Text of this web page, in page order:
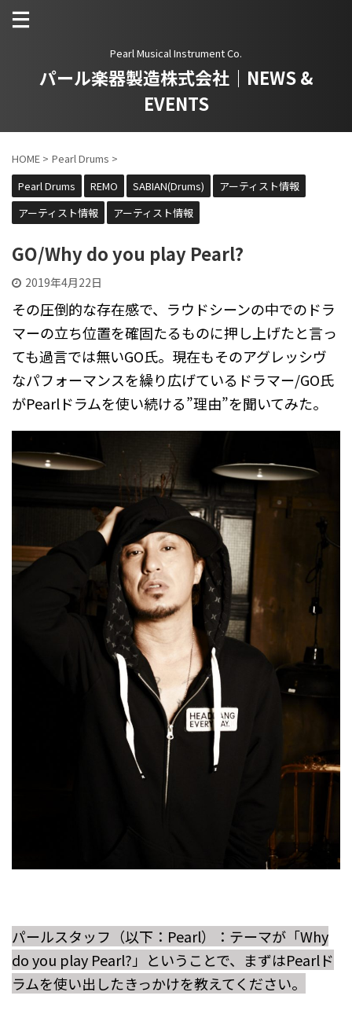
Pearl Musical Instrument Co.
パール楽器製造株式会社｜NEWS &
EVENTS
HOME > Pearl Drums >
Pearl Drums
REMO SABIAN(Drums)
アーティスト情報
アーティスト情報
アーティスト情報
GO/Why do you play Pearl?
2019年4月22日
その圧倒的な存在感で、ラウドシーンの中でのドラ
マーの立ち位置を確固たるものに押し上げたと言っ
ても過言では無いGO氏。現在もそのアグレッシヴ
なパフォーマンスを繰り広げているドラマー/GO氏
がPearlドラムを使い続ける”理由”を聞いてみた。
パールスタッフ（以下：Pearl）：テーマが「Why
do you play Pearl?」ということで、まずはPearlド
ラムを使い出したきっかけを教えてください。